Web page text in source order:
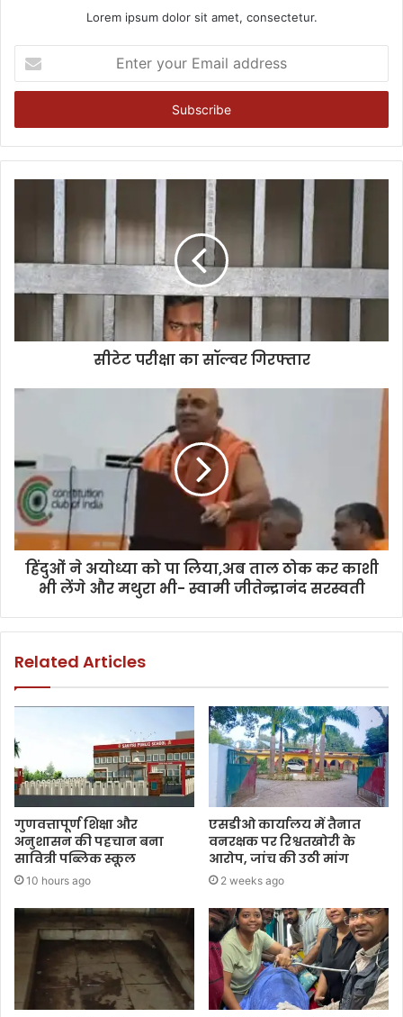
Lorem ipsum dolor sit amet, consectetur.
your
Email
सीटेट परीक्षा का सॉल्वर गिरफ्तार
हिंदुओं ने अयोध्या को पा लिया,अब ताल ठोक कर काशी
भी लेंगे और मथुरा भी- स्वामी जीतेन्द्रानंद सरस्वती
Related Articles
गुणवत्तापूर्ण शिक्षा और
अनुशासन की पहचान बना
सावित्री पब्लिक स्कूल
10 hours ago
एसडीओ कार्यालय में तैनात
वनरक्षक पर रिश्वतखोरी के
आरोप, जांच की उठी मांग
2 weeks ago